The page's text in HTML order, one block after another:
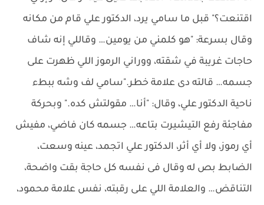
اقتنعت؟" قبل ما سامي يرد، الدكتور علي قام من مكانه
وقال بسرعة: "هو كلمني من يومين… وقاللي إنه شاف
حاجات غريبة في شقته، ووراني الرموز اللي ظهرت على
جسمه… قالته دى علامة خطر."سامي لف وشه ببطء
ناحية الدكتور علي، وقال: "أنا… مقولتش كده." وبحركة
مفاجئة رفع التيشيرت بتاعه… جسمه كان فاضي، مفيش
أي رموز، ولا أي أثر، الدكتور علي اتجمد، عينه وسعت،
الضابط بص له وقال فى نفسه كل حاجة بقت واضحة،
التناقض… والعلامة اللي على رقبته، نفس علامة محمود،